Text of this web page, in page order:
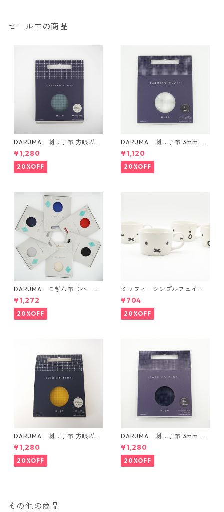
セール中の商品
DARUMA 刺し子布 方眼ガイ
ドタイプ Col.5 にぶ青
¥1,280
20%OFF
DARUMA 刺し子布 3mm 方
眼ガイドタイプ Col.1 白
¥1,120
20%OFF
DARUMA こぎん布（ハード
タイプ）
¥1,272
20%OFF
ミッフィーシンプルフェイ
ス マグ
¥704
20%OFF
DARUMA 刺し子布 方眼ガイ
ドタイプ Col.4 カラシ
¥1,280
20%OFF
DARUMA 刺し子布 3mm 方
眼ガイドタイプ Col.3 紺
¥1,280
20%OFF
その他の商品